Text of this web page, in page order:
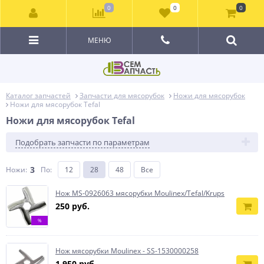
МЕНЮ
Каталог запчастей Запчасти для мясорубок
Ножи для мясорубок
Ножи для мясорубок Tefal
Ножи для мясорубок Tefal
Подобрать запчасти по параметрам
Ножи: 3 По: 12 28 48 Все
%
Нож MS-0926063 мясорубки Moulinex/Tefal/Krups
250 руб.
Нож мясорубки Moulinex - SS-1530000258
0 0 0